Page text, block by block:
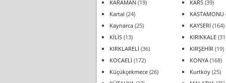
KARAMAN (19) KARS (39)
Kartal (24) KASTAMONU
Kaynarca (25) KAYSERİ (164)
KİLİS (13) KIRIKKALE
KIRKLARELİ (36) KIRŞEHİR (19)
KOCAELİ (172) KONYA (168)
Küçükçekmece (26) Kurtköy (25)